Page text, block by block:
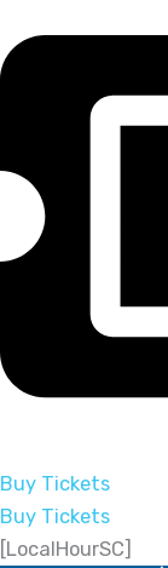
Buy Tickets
Buy Tickets
[LocalHourSC]